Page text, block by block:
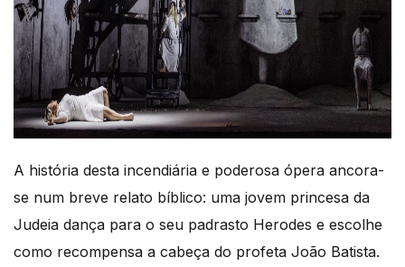
A história desta incendiária e poderosa ópera ancora-
se num breve relato bíblico: uma jovem princesa da
Judeia dança para o seu padrasto Herodes e escolhe
como recompensa a cabeça do profeta João Batista.